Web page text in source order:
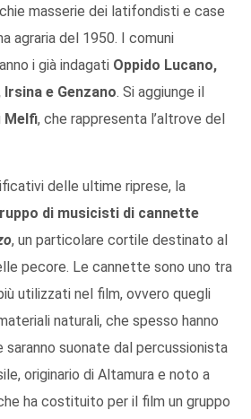
masserie dei latifondisti e case
agraria del 1950. I comuni
i già indagati Oppido Lucano,
e Genzano. Si aggiunge il
Melfi, che rappresenta l’altrove del
delle ultime riprese, la
di musicisti di cannette
, un particolare cortile destinato al
pecore. Le cannette sono uno tra
utilizzati nel film, ovvero quegli
naturali, che spesso hanno
saranno suonate dal percussionista
originario di Altamura e noto a
ha costituito per il film un gruppo